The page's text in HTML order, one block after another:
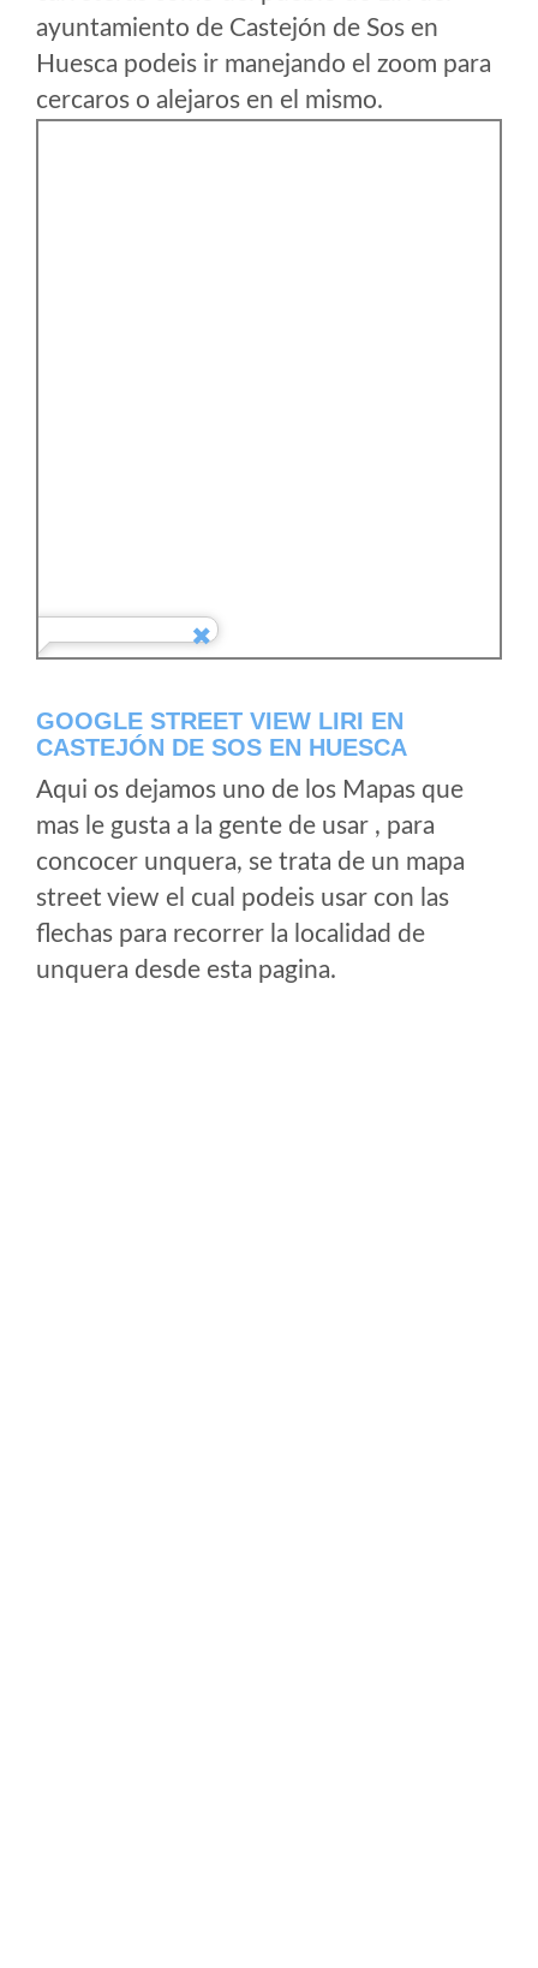
ayuntamiento de Castejón de Sos en
Huesca podeis ir manejando el zoom para
cercaros o alejaros en el mismo.
GOOGLE STREET VIEW LIRI EN
CASTEJÓN DE SOS EN HUESCA
Aqui os dejamos uno de los Mapas que
mas le gusta a la gente de usar , para
concocer unquera, se trata de un mapa
street view el cual podeis usar con las
flechas para recorrer la localidad de
unquera desde esta pagina.